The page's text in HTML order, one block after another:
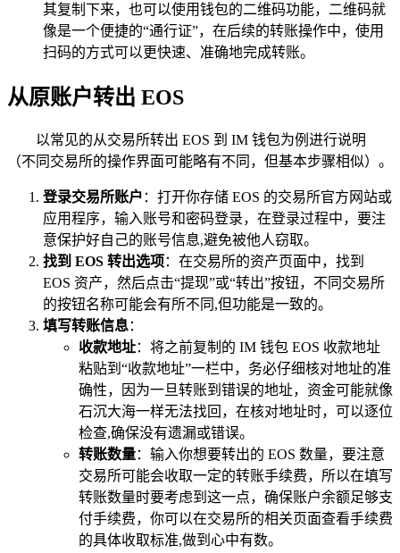
其复制下来，也可以使用钱包的二维码功能，二维码就
像是一个便捷的“通行证”，在后续的转账操作中，使用
扫码的方式可以更快速、准确地完成转账。
从原账户转出 EOS
以常见的从交易所转出 EOS 到 IM 钱包为例进行说明
（不同交易所的操作界面可能略有不同，但基本步骤相似）。
登录交易所账户 ：打开你存储 EOS 的交易所官方网站或
应用程序，输入账号和密码登录，在登录过程中，要注
意保护好自己的账号信息,避免被他人窃取。
找到 EOS 转出选项：在交易所的资产页面中，找到
EOS 资产，然后点击“提现”或“转出”按钮，不同交易所
的按钮名称可能会有所不同,但功能是一致的。
填写转账信息：
收款地址：将之前复制的 IM 钱包 EOS 收款地址
粘贴到“收款地址”一栏中，务必仔细核对地址的准
确性，因为一旦转账到错误的地址，资金可能就像
石沉大海一样无法找回，在核对地址时，可以逐位
检查,确保没有遗漏或错误。
转账数量：输入你想要转出的 EOS 数量，要注意
交易所可能会收取一定的转账手续费，所以在填写
转账数量时要考虑到这一点，确保账户余额足够支
付手续费，你可以在交易所的相关页面查看手续费
的具体收取标准,做到心中有数。